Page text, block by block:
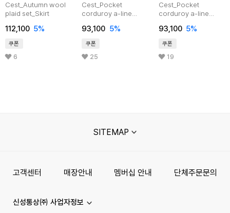
Cest_Autumn wool
plaid set_Skirt
112,100 5%
쿠폰
6
Cest_Pocket
corduroy a-line
93,100 5%
쿠폰
25
Cest_Pocket
corduroy a-line
93,100 5%
쿠폰
19
SITEMAP
고객센터 매장안내 멤버십 안내 단체주문문의
신성통상㈜ 사업자정보